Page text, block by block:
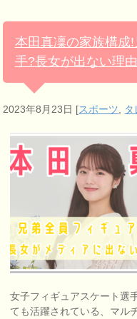
本田真凜の家族構成
手?長女が出ない理
2023年8月23日 [スポーツ タ
女子フィギュアスケート選
ても活躍されている、マル